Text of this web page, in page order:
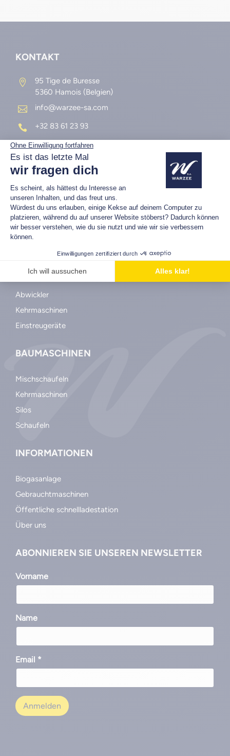
KONTAKT

95 Tige de Buresse
5360 Hamois (Belgien)

info@warzee-sa.com
 +32 83 61 23 93
LANDMASCHINEN
Abwickler
Kehrmaschinen
Einstreugeräte
BAUMASCHINEN
Mischschaufeln
Kehrmaschinen
Silos
Schaufeln
INFORMATIONEN
Biogasanlage
Gebrauchtmaschinen
Öffentliche schnellladestation
Über uns
ABONNIEREN SIE UNSEREN NEWSLETTER
Vorname
Name
Email *